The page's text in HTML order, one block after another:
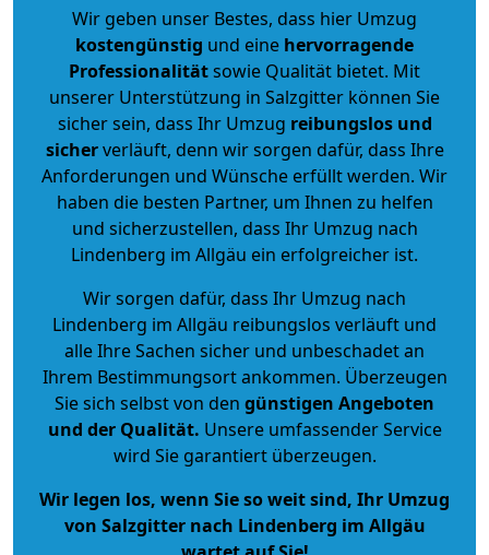
Wir geben unser Bestes, dass hier Umzug
kostengünstig und eine hervorragende
Professionalitätsowie Qualität bietet. Mit
unserer Unterstützung in Salzgitter können Sie
sicher sein, dass Ihr Umzug reibungslos und
sicherverläuft, denn wir sorgen dafür, dass Ihre
Anforderungen und Wünsche erfüllt werden. Wir
haben die besten Partner, um Ihnen zu helfen
und sicherzustellen, dass Ihr Umzug nach
Lindenberg im Allgäu ein erfolgreicher ist.
Wir sorgen dafür, dass Ihr Umzug nach
Lindenberg im Allgäu reibungslos verläuft und
alle Ihre Sachen sicher und unbeschadet an
Ihrem Bestimmungsort ankommen. Überzeugen
Sie sich selbst von den günstigen Angeboten
und der Qualität. Unsere umfassender Service
wird Sie garantiert überzeugen.
Wir legen los, wenn Sie so weit sind, Ihr Umzug
von Salzgitter nach Lindenberg im Allgäu